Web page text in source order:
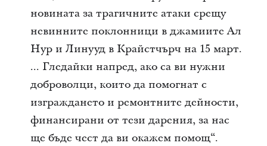
новината за трагичните атаки срещу
невинните поклонници в джамиите Ал
Нур и Линууд в Крайстчърч на 15 март.
... Гледайки напред, ако са ви нужни
доброволци, които да помогнат с
изграждането и ремонтните дейности,
финансирани от тези дарения, за нас
ще бъде чест да ви окажем помощ“.